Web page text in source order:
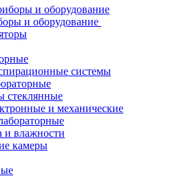
и оборудование
системы
стеклянные
и механические
и влажности
камеры